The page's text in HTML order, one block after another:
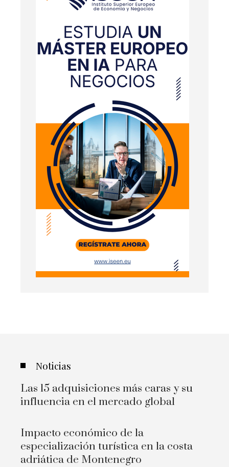
Noticias
Las 15 adquisiciones más caras y su
influencia en el mercado global
Impacto económico de la
especialización turística en la costa
adriática de Montenegro